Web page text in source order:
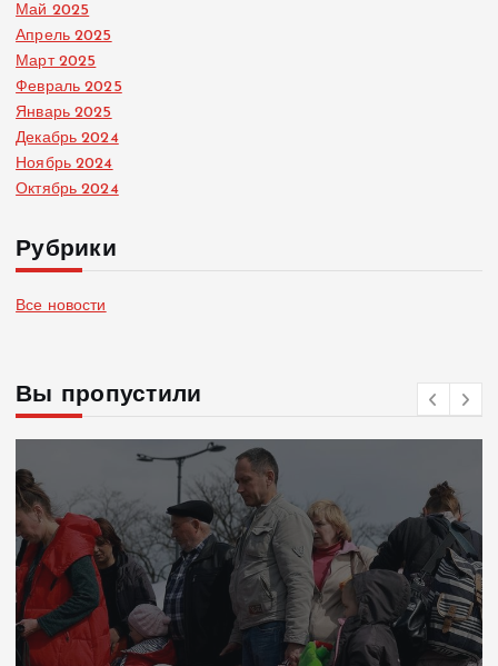
Май 2025
Апрель 2025
Март 2025
Февраль 2025
Январь 2025
Декабрь 2024
Ноябрь 2024
Октябрь 2024
Рубрики
Все новости
Вы пропустили